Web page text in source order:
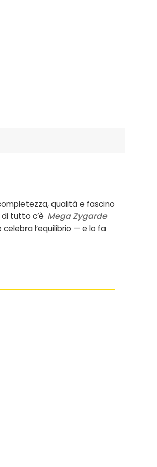
qualità e fascino
tutto c’è Mega Zygarde
l’equilibrio — e lo fa